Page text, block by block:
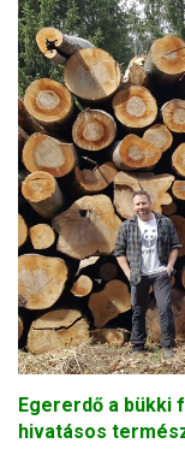
Egererdő a bükki
hivatásos